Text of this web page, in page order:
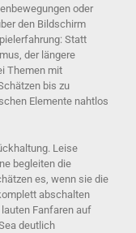
oder
den Bildschirm
Statt
der längere
Themen mit
bis zu
Elemente nahtlos
Leise
begleiten die
es, wenn sie die
abschalten
Fanfaren auf
deutlich